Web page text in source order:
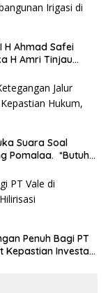
H Ahmad Safei
H Amri Tinjau
Suara Soal
*Butuh
Penuh Bagi PT
Kepastian Investasi